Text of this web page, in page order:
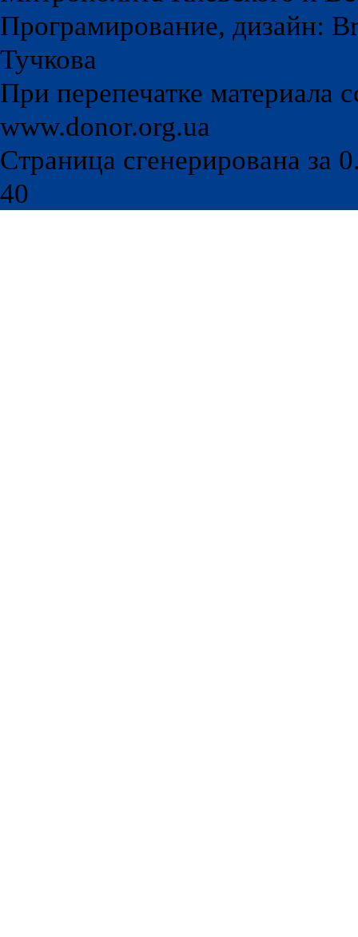
Програмирование, дизайн:
Тучкова
При перепечатке материала
www.donor.org.ua
Страница сгенерирована за
40